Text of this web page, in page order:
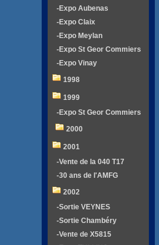
-Expo Aubenas
-Expo Claix
-Expo Meylan
-Expo St Geor Commiers
-Expo Vinay
1998
1999
-Expo St Geor Commiers
2000
2001
-Vente de la 040 T17
-30 ans de l'AMFG
2002
-Sortie VEYNES
-Sortie Chambéry
-Vente de X5815